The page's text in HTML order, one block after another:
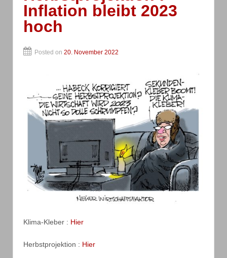
Inflation bleibt 2023
hoch
Posted on 20. November 2022
Klima-Kleber : Hier
Herbstprojektion : Hier